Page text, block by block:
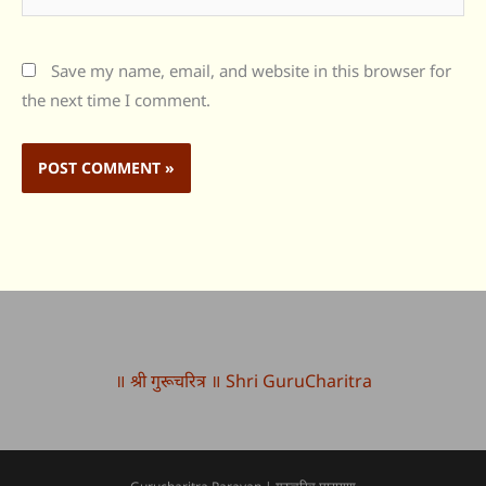
Save my name, email, and website in this browser for
the next time I comment.
॥ श्री गुरूचरित्र ॥ Shri GuruCharitra